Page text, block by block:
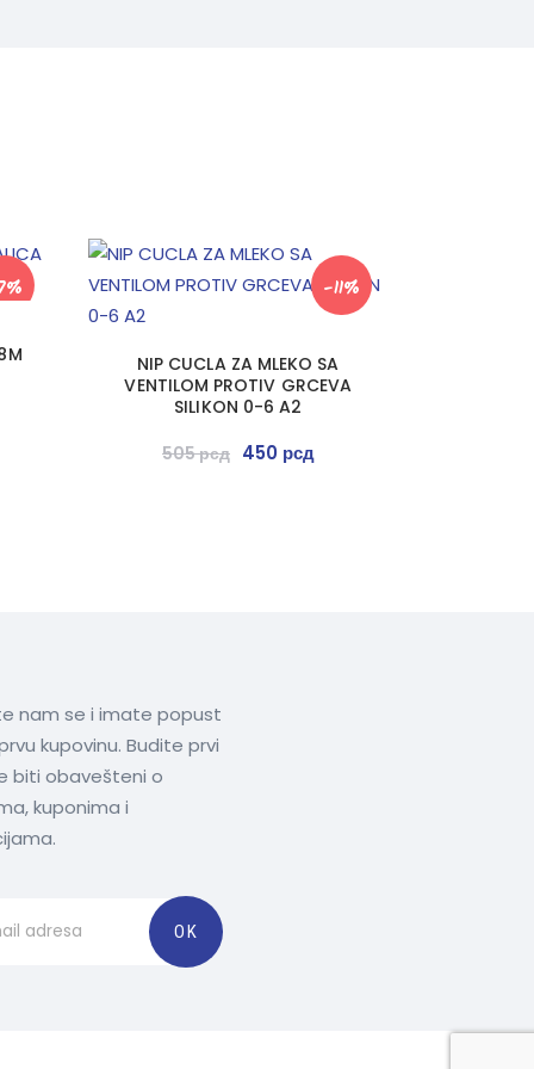
-11%
NIP CUCLA ZA MLEKO SA
VENTILOM PROTIV GRCEVA
SILIKON 0-6 A2
505рсд 450 рсд
nam se i imate popust
kupovinu. Budite prvi
biti obavešteni o
kuponima i